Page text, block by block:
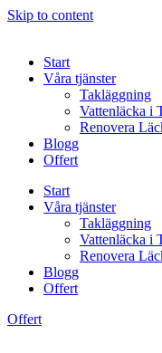
Skip to content
Start
Våra tjänster
Takläggning
Vattenläcka i
Renovera
Blogg
Offert
Start
Våra tjänster
Takläggning
Vattenläcka i
Renovera
Blogg
Offert
Offert